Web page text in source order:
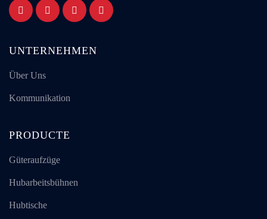
UNTERNEHMEN
Über Uns
Kommunikation
PRODUCTE
Güteraufzüge
Hubarbeitsbühnen
Hubtische